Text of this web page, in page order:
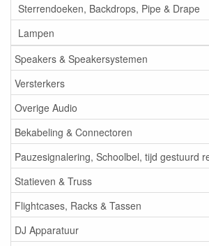
Sterrendoeken, Backdrops, Pipe & Drape
Lampen
Speakers & Speakersystemen
Versterkers
Overige Audio
Bekabeling & Connectoren
Pauzesignalering, Schoolbel, tijd gestuurd
Statieven & Truss
Flightcases, Racks & Tassen
DJ Apparatuur